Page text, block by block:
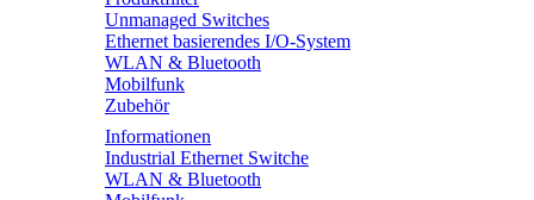
Unmanaged Switches
Ethernet basierendes I/O-System
WLAN & Bluetooth
Mobilfunk
Zubehör
Informationen
Industrial Ethernet Switche
WLAN & Bluetooth